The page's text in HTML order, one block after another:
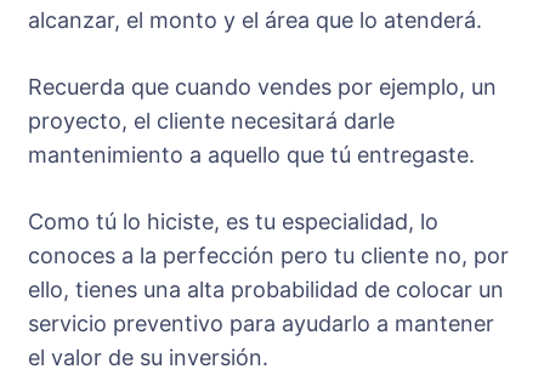
alcanzar, el monto y el área que lo atenderá.
Recuerda que cuando vendes por ejemplo, un
proyecto, el cliente necesitará darle
mantenimiento a aquello que tú entregaste.
Como tú lo hiciste, es tu especialidad, lo
conoces a la perfección pero tu cliente no, por
ello, tienes una alta probabilidad de colocar un
servicio preventivo para ayudarlo a mantener
el valor de su inversión.